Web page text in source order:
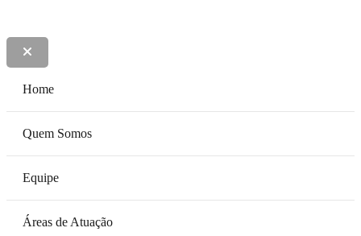
Lima, Lobato e Colen Advogados
Home
Quem Somos
Equipe
Áreas de Atuação